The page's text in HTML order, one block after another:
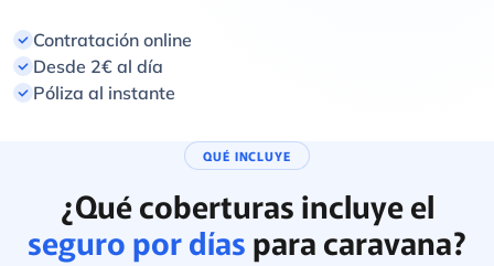
Contratación online
Desde 2€ al día
Póliza al instante
QUÉ INCLUYE
¿Qué coberturas incluye el
seguro por días para caravana?